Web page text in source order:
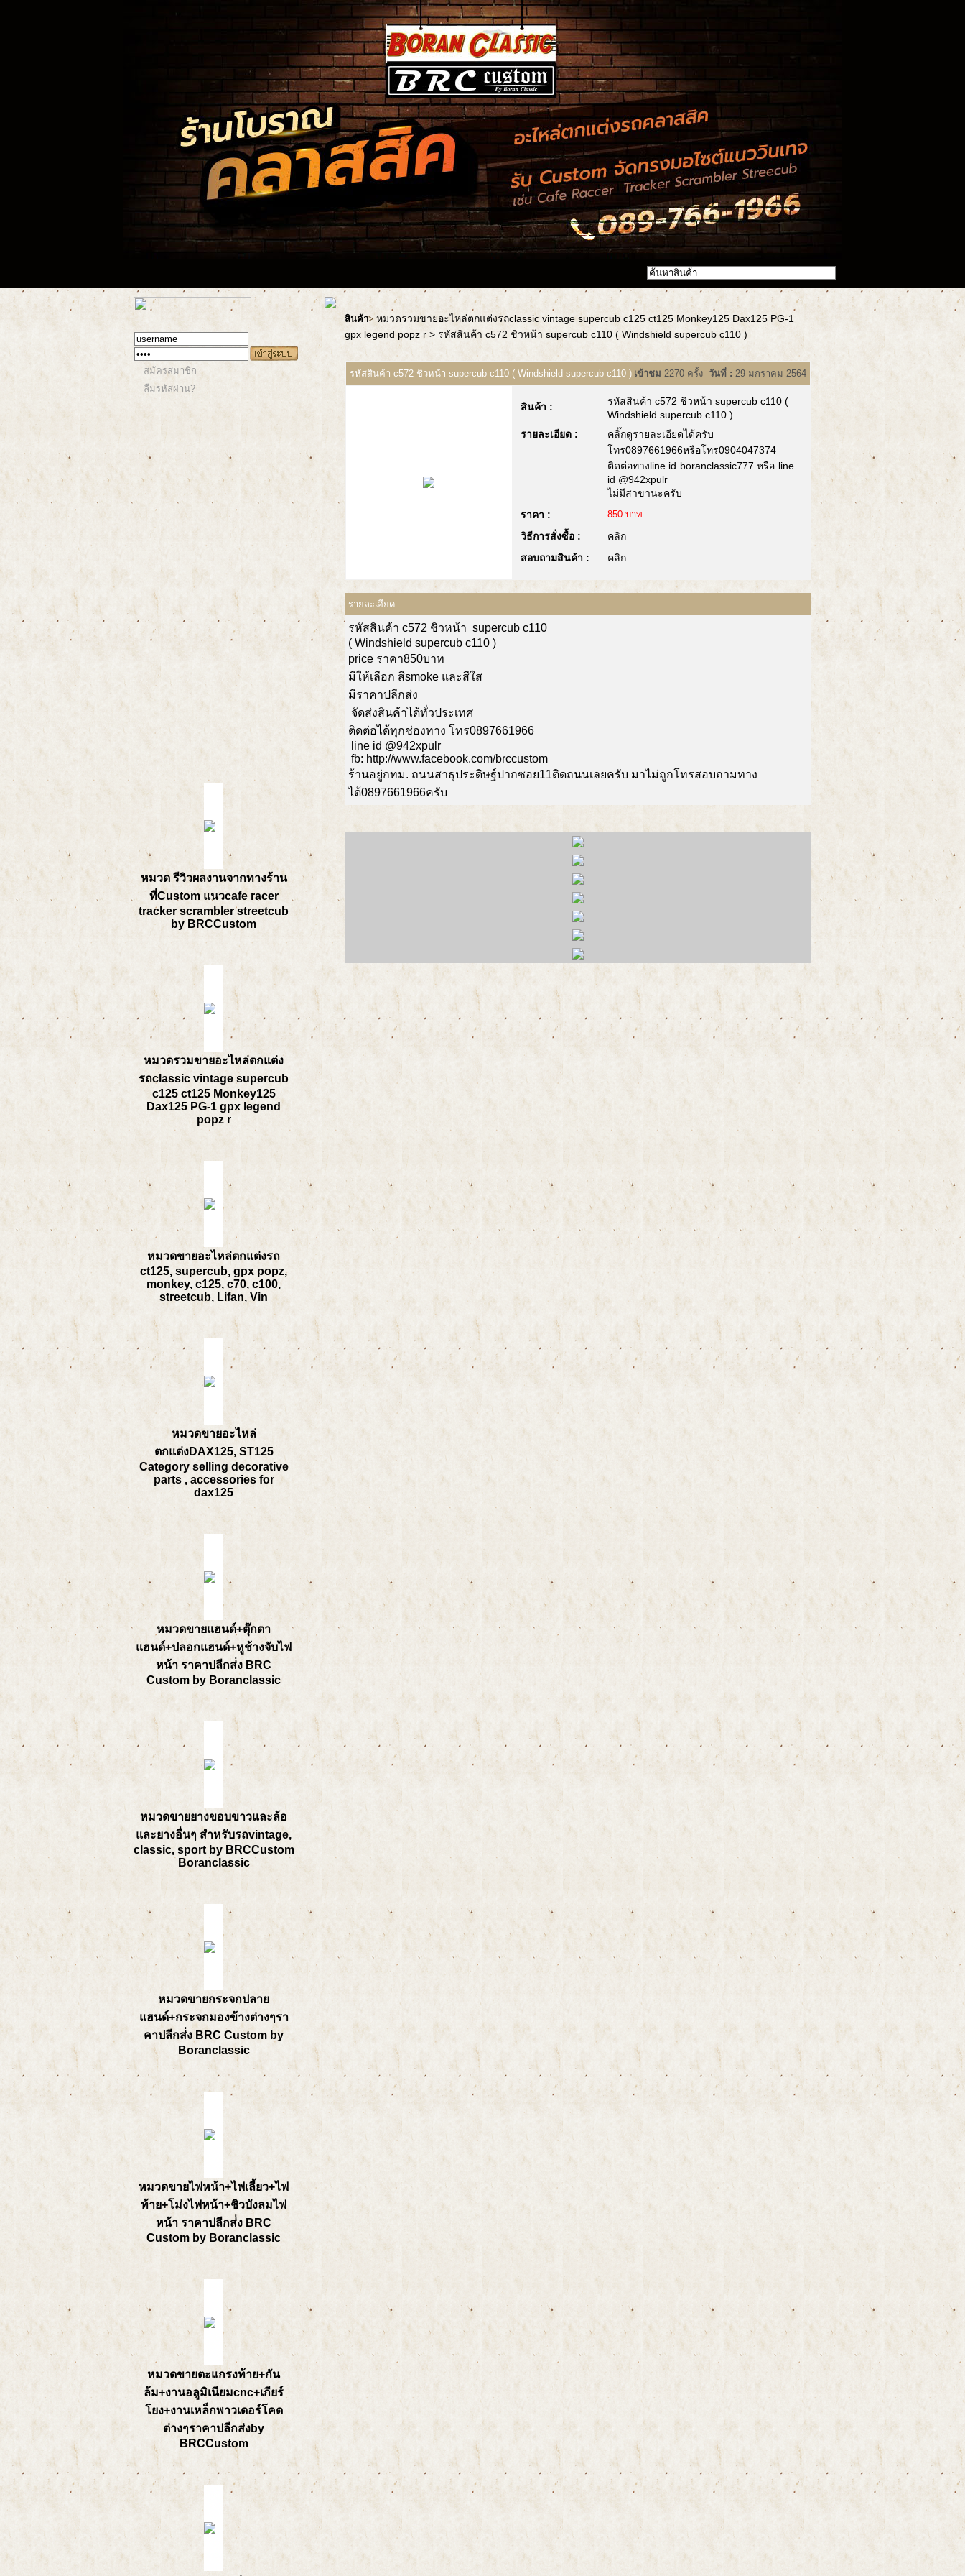
สมัครสมาชิก
ลืมรหัสผ่าน?
หมวด รีวิวผลงานจากทางร้าน
ที่Custom แนวcafe racer
tracker scrambler streetcub
by BRCCustom
หมวดรวมขายอะไหล่ตกแต่ง
รถclassic vintage supercub
c125 ct125 Monkey125
Dax125 PG-1 gpx legend
popz r
หมวดขายอะไหล่ตกแต่งรถ
ct125, supercub, gpx popz,
monkey, c125, c70, c100,
streetcub, Lifan, Vin
หมวดขายอะไหล่
ตกแต่งDAX125, ST125
Category selling decorative
parts , accessories for
dax125
หมวดขายแฮนด์+ตุ๊กตา
แฮนด์+ปลอกแฮนด์+หูช้างจับไฟ
หน้า ราคาปลีกส่่ง BRC
Custom by Boranclassic
หมวดขายยางขอบขาวและล้อ
และยางอื่นๆ สำหรับรถvintage,
classic, sport by BRCCustom
Boranclassic
หมวดขายกระจกปลาย
แฮนด์+กระจกมองข้างต่างๆรา
คาปลีกส่่ง BRC Custom by
Boranclassic
หมวดขายไฟหน้า+ไฟเลี้ยว+ไฟ
ท้าย+โม่งไฟหน้า+ชิวบังลมไฟ
หน้า ราคาปลีกส่่ง BRC
Custom by Boranclassic
หมวดขายตะแกรงท้าย+กัน
ล้ม+งานอลูมิเนียมcnc+เกียร์
โยง+งานเหล็กพาวเดอร์โคด
ต่างๆราคาปลีกส่งby
BRCCustom
สินค้า> หมวดรวมขายอะไหล่ตกแต่งรถclassic vintage supercub c125 ct125 Monkey125 Dax125 PG-1
gpx legend popz r > รหัสสินค้า c572 ชิวหน้า supercub c110 ( Windshield supercub c110 )
รหัสสินค้า c572 ชิวหน้า supercub c110 ( Windshield supercub c110 ) เข้าชม 2270 ครั้ง วันที่ : 29 มกราคม 2564
สินค้า :
รหัสสินค้า c572 ชิวหน้า supercub c110 (
Windshield supercub c110 )
รายละเอียด :
คลิ๊กดูรายละเอียดได้ครับ
โทร0897661966หรือโทร0904047374
ติดต่อทางline id boranclassic777 หรือ line
id @942xpulr
ไม่มีสาขานะครับ
ราคา :
850 บาท
วิธีการสั่งซื้อ :
คลิก
สอบถามสินค้า :
คลิก
รายละเอียด
รหัสสินค้า c572 ชิวหน้า supercub c110
(Windshield supercub c110 )
price ราคา850บาท
มีให้เลือก สีsmoke และสีใส
มีราคาปลีกส่ง
จัดส่งสินค้าได้ทั่วประเทศ
ติดต่อได้ทุกช่องทาง โทร0897661966
line id @942xpulr
fb: http://www.facebook.com/brccustom
ร้านอยู่กทม. ถนนสาธุประดิษฐ์ปากซอย11ติดถนนเลยครับ มาไม่ถูกโทรสอบถามทาง
ได้0897661966ครับ